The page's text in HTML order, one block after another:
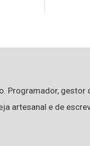
Programador,
artesanal e de